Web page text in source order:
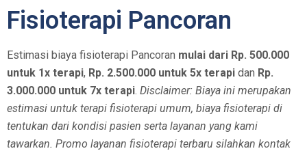
Fisioterapi Pancoran
Estimasi biaya fisioterapi Pancoran mulai dari Rp. 500.000
untuk 1x terapi, Rp. 2.500.000 untuk 5x terapi dan Rp.
3.000.000 untuk 7x terapi. Disclaimer: Biaya ini merupakan
estimasi untuk terapi fisioterapi umum, biaya fisioterapi di
tentukan dari kondisi pasien serta layanan yang kami
tawarkan. Promo layanan fisioterapi terbaru silahkan kontak